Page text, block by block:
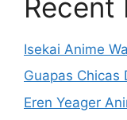
Recent
Isekai Anime
Guapas Chicas
Eren Yeager